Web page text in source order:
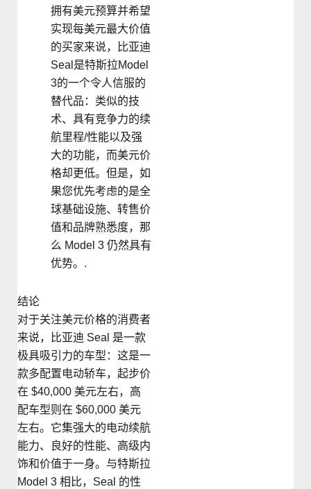
拥有美元预算并希望
实现每美元最大价值
的买家来说，比亚迪
Seal是特斯拉Model
3的一个令人信服的
替代品：类似的技
术、具有竞争力的续
航里程/性能以及强
大的功能，而美元价
格却更低。但是，如
果您优先考虑的是全
球基础设施、转售价
值和品牌熟悉度，那
么 Model 3 仍然具有
优势。.
结论
对于关注美元价格的消费者
来说，比亚迪 Seal 是一款
极具吸引力的车型：这是一
款多配置电动轿车，起步价
在 $40,000 美元左右，高
配车型则在 $60,000 美元
左右。它集强大的电动续航
能力、良好的性能、高级内
饰和价值于一身。与特斯拉
Model 3 相比，Seal 的性